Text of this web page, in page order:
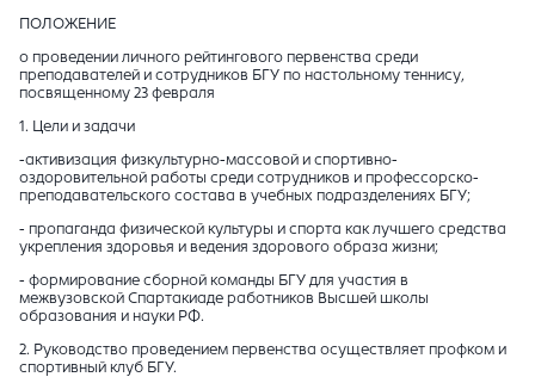
ПОЛОЖЕНИЕ
о проведении личного рейтингового первенства среди
преподавателей и сотрудников БГУ по настольному теннису,
посвященному 23 февраля
1. Цели и задачи
-активизация физкультурно-массовой и спортивно-
оздоровительной работы среди сотрудников и профессорско-
преподавательского состава в учебных подразделениях БГУ;
- пропаганда физической культуры и спорта как лучшего средства
укрепления здоровья и ведения здорового образа жизни;
- формирование сборной команды БГУ для участия в
межвузовской Спартакиаде работников Высшей школы
образования и науки РФ.
2. Руководство проведением первенства осуществляет профком и
спортивный клуб БГУ.